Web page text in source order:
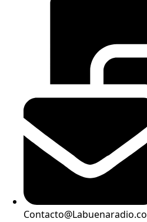
Contacto@Labuenaradio.co